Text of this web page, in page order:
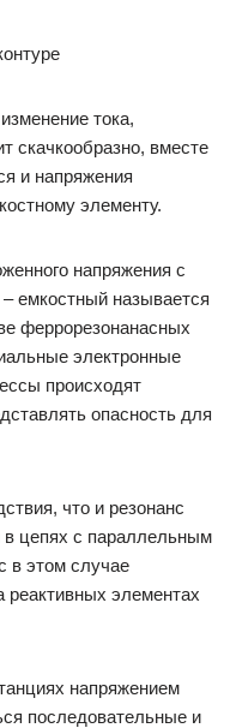
тока,
скачкообразно, вместе
и напряжения
элементу.
напряжения с
– емкостный называется
феррорезонанасных
электронные
происходят
опасность для
что и резонанс
в цепях с параллельным
в этом случае
реактивных элементах
напряжением
последовательные и